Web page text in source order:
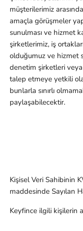
müşterilerimiz
amaçla görüşmeler
sunulması ve hizmet
şirketlerimiz, iş
olduğumuz ve hizmet
denetim şirketleri
talep etmeye yetkili
bunlarla sınırlı
paylaşabilecektir.
Kişisel Veri Sahibinin
maddesinde Sayılan
Keyfince ilgili kişilerin